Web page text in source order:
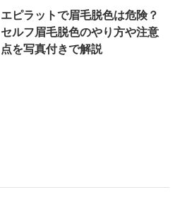
エピラットで眉毛脱色は危険？
セルフ眉毛脱色のやり方や注意
点を写真付きで解説